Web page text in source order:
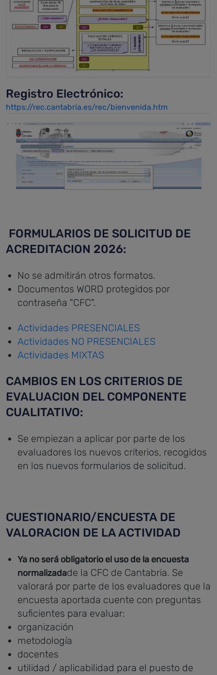
Registro Electrónico:
https://rec.cantabria.es/rec/bienvenida.htm
FORMULARIOS DE SOLICITUD DE
ACREDITACION 2026:
No se admitirán otros formatos.
Documentos WORD protegidos por
contraseña "CFC".
Actividades PRESENCIALES
Actividades NO PRESENCIALES
Actividades MIXTAS
CAMBIOS EN LOS CRITERIOS DE
EVALUACION DEL COMPONENTE
CUALITATIVO:
Se empiezan a aplicar por parte de los
evaluadores los nuevos criterios, recogidos
en los nuevos formularios de solicitud.
CUESTIONARIO/ENCUESTA DE
VALORACION DE LA ACTIVIDAD
Ya no será obligatorio el uso de la encuesta
normalizadade la CFC de Cantabria. Se
valorará por parte de los evaluadores que la
encuesta aportada cuente con preguntas
suficientes para evaluar:
organización
metodología
docentes
utilidad / aplicabilidad para el puesto de